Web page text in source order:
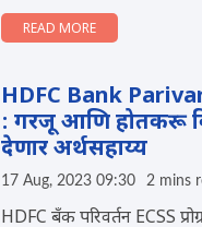
READ MORE
HDFC Bank
: गरजू आणि होतकरू
देणार अर्थसहाय्य
17 Aug, 2023 09:30 2 mins
HDFC बँक परिवर्तन ECSS